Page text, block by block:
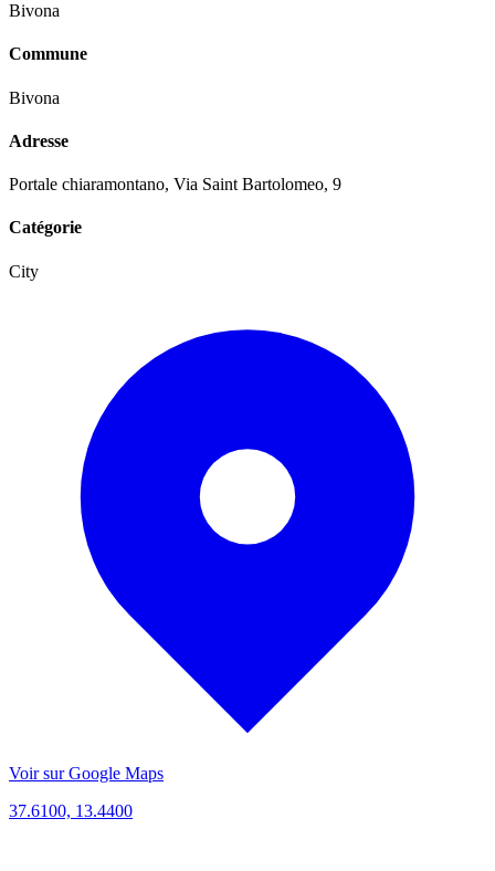
Bivona
Commune
Bivona
Adresse
Portale chiaramontano, Via Saint Bartolomeo, 9
Catégorie
City
Voir sur Google Maps
37.6100, 13.4400